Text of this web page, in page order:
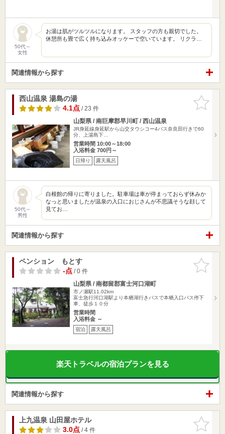
50代～
女性
お湯は肌がツルツルになります。 スタッフの方も親切でした。
休憩所も畳で広く持ち込みオッケーで空いています。 リクラ…
関連情報から探す
お気に入
りに追加
西山温泉 湯島の湯
4.1点/ 23 件
山梨県 / 南巨摩郡早川町 / 西山温泉
JR身延線身延駅から山交タウシコー4バス奈良田行きで60
分、上湯島下…
営業時間 10:00～18:00
入浴料金 700円～
日帰り 露天風呂
50代～
男性
白根館の帰りに寄りました。駐車場は車が停まっておらず休みか
なっと思いましたが温泉の入口におじさんが不思議そうな顔して
見てお…
関連情報から探す
お気に入
りに追加
ペンション もとす
-点/ 0 件
山梨県 / 南都留郡富士河口湖町
市ノ瀬駅11.02km
富士急行河口湖駅より本栖湖行きバスで本栖入口バス停下
車、徒歩１０分
営業時間
入浴料金 ～
宿泊 露天風呂
楽天トラベルの宿泊プランを見る
関連情報から探す
お気に入
りに追加
上九温泉 山田屋ホテル
3.0点/ 4 件